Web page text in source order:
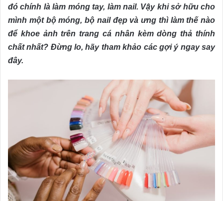
đó chính là làm móng tay, làm nail. Vậy khi sở hữu cho
mình một bộ móng, bộ nail đẹp và ưng thì làm thế nào
để khoe ảnh trên trang cá nhân kèm dòng thả thính
chất nhất? Đừng lo, hãy tham khảo các gợi ý ngay say
đây.